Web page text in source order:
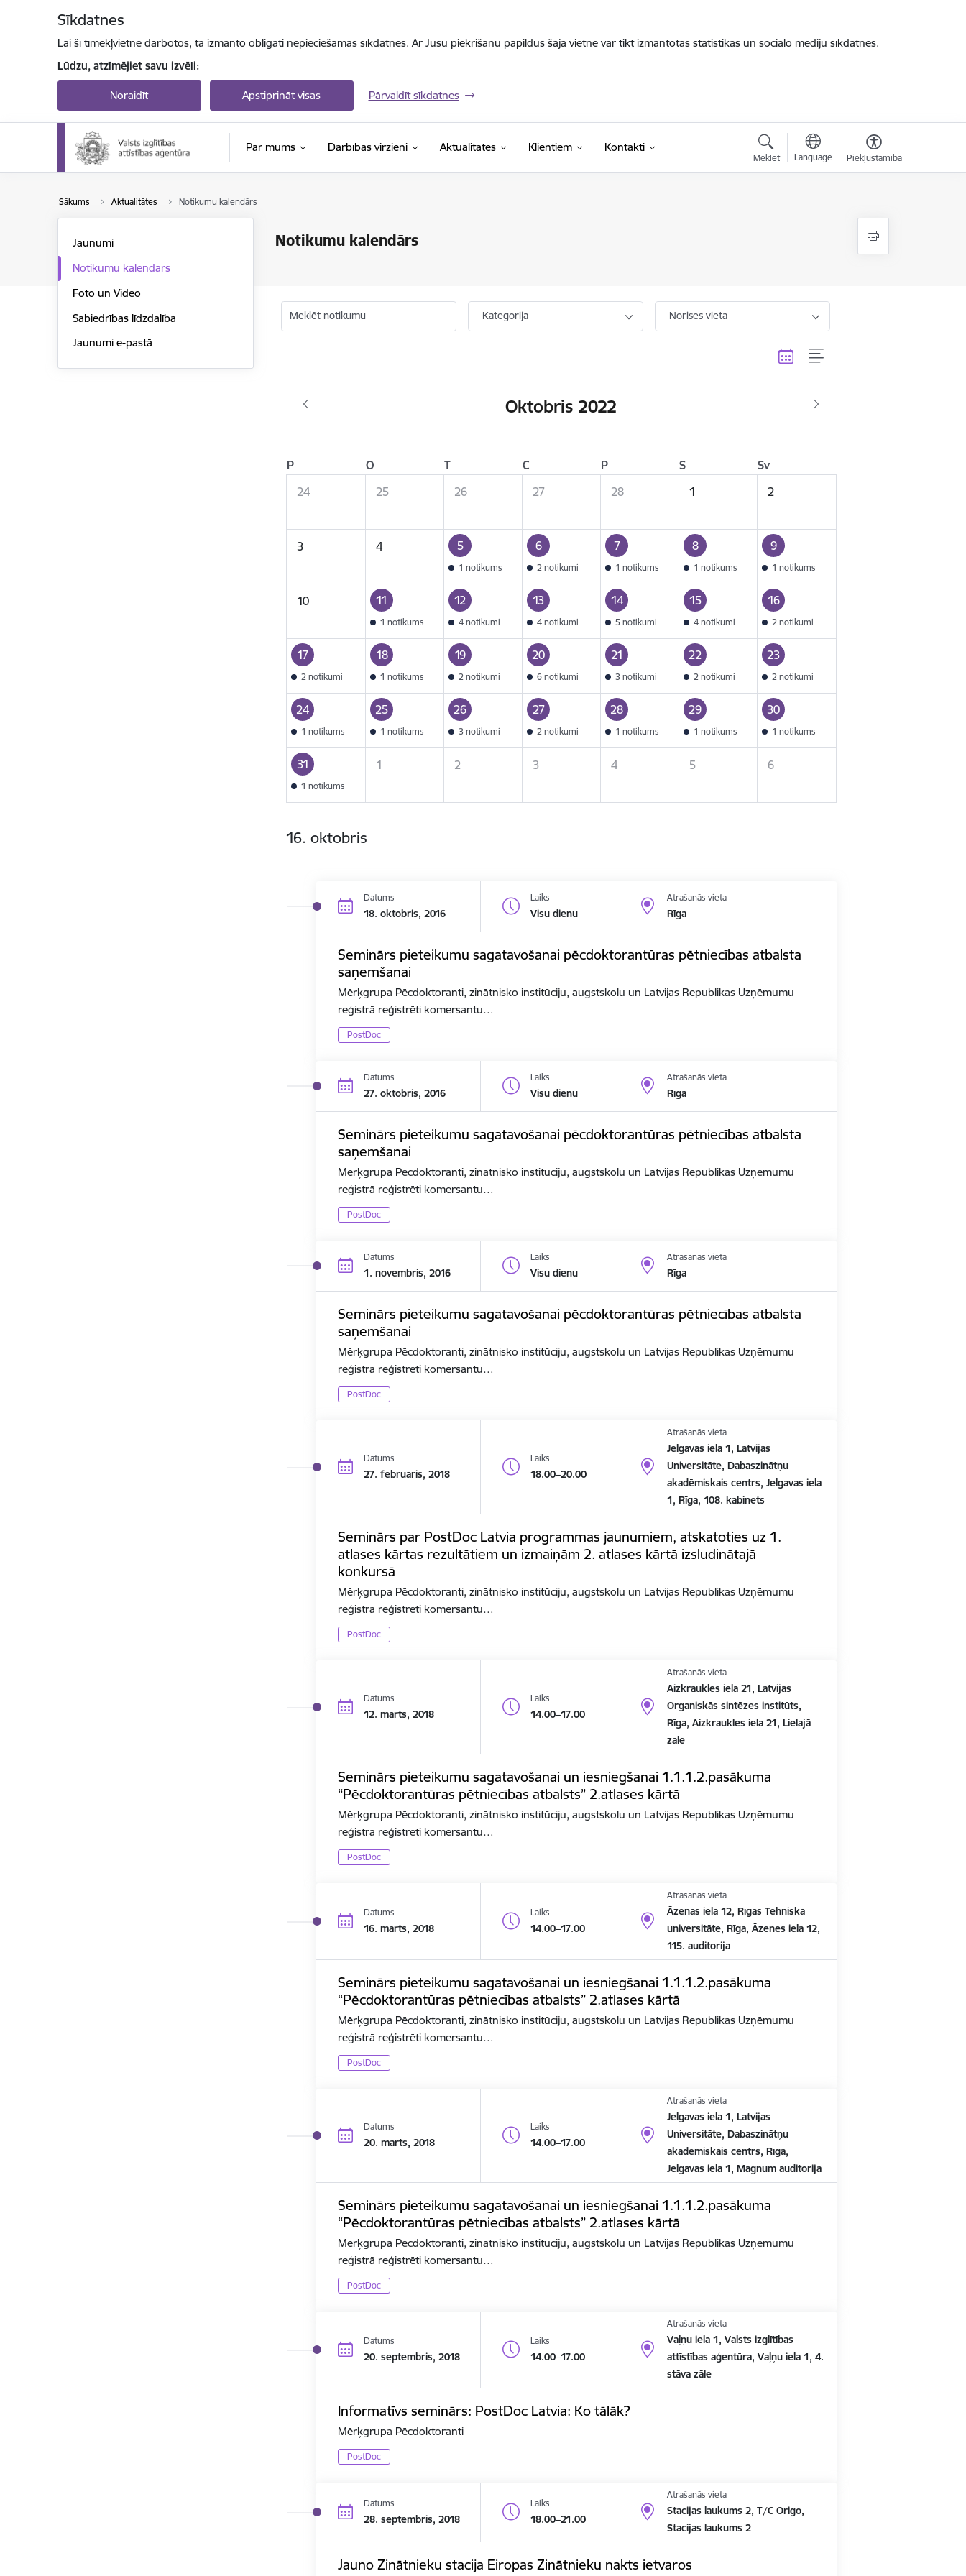
Sīkdatnes
Lai šī tīmekļvietne darbotos, tā izmanto obligāti nepieciešamās sīkdatnes. Ar Jūsu piekrišanu papildus šajā vietnē var tikt izmantotas statistikas un sociālo mediju sīkdatnes.
Lūdzu, atzīmējiet savu izvēli:
Noraidīt Apstiprināt visas Pārvaldīt sīkdatnes
Par mums Darbības virzieni Aktualitātes Klientiem Kontakti
Meklēt Language Piekļūstamība
Sākums Aktualitātes Notikumu kalendārs
Notikumu kalendārs
Jaunumi
Notikumu kalendārs
Foto un Video
Sabiedrības līdzdalība
Jaunumi e-pastā
Meklēt notikumu Kategorija Norises vieta
Oktobris 2022
P O T C P S
Sv
24
25 26 27 28 1 2
3 4 5
1 notikums
6
2 notikumi
7
1 notikums
8
1 notikums
9
1 notikums
10 11
1 notikums
12
4 notikumi
13
4 notikumi
14
5 notikumi
15
4 notikumi
16
2 notikumi
17
2 notikumi
18
1 notikums
19
2 notikumi
20
6 notikumi
21
3 notikumi
22
2 notikumi
23
2 notikumi
24
1 notikums
25
1 notikums
26
3 notikumi
27
2 notikumi
28
1 notikums
29
1 notikums
30
1 notikums
31
1 notikums
1 2 3 4 5 6
16. oktobris
Datums
18. oktobris, 2016
Laiks
Visu dienu
Atrašanās vieta
Rīga
Seminārs pieteikumu sagatavošanai pēcdoktorantūras pētniecības atbalsta
saņemšanai
Mērķgrupa Pēcdoktoranti, zinātnisko institūciju, augstskolu un Latvijas Republikas Uzņēmumu
reģistrā reģistrēti komersantu…
PostDoc
Datums
27. oktobris, 2016
Laiks
Visu dienu
Atrašanās vieta
Rīga
Seminārs pieteikumu sagatavošanai pēcdoktorantūras pētniecības atbalsta
saņemšanai
Mērķgrupa Pēcdoktoranti, zinātnisko institūciju, augstskolu un Latvijas Republikas Uzņēmumu
reģistrā reģistrēti komersantu…
PostDoc
Datums
1. novembris, 2016
Laiks
Visu dienu
Atrašanās vieta
Rīga
Seminārs pieteikumu sagatavošanai pēcdoktorantūras pētniecības atbalsta
saņemšanai
Mērķgrupa Pēcdoktoranti, zinātnisko institūciju, augstskolu un Latvijas Republikas Uzņēmumu
reģistrā reģistrēti komersantu…
PostDoc
Datums
27. februāris, 2018
Laiks
18.00–20.00
Atrašanās vieta
Jelgavas iela 1, Latvijas
Universitāte, Dabaszinātņu
akadēmiskais centrs, Jelgavas iela
1, Rīga, 108. kabinets
Seminārs par PostDoc Latvia programmas jaunumiem, atskatoties uz 1.
atlases kārtas rezultātiem un izmaiņām 2. atlases kārtā izsludinātajā
konkursā
Mērķgrupa Pēcdoktoranti, zinātnisko institūciju, augstskolu un Latvijas Republikas Uzņēmumu
reģistrā reģistrēti komersantu…
PostDoc
Datums
12. marts, 2018
Laiks
14.00–17.00
Atrašanās vieta
Aizkraukles iela 21, Latvijas
Organiskās sintēzes institūts,
Rīga, Aizkraukles iela 21, Lielajā
zālē
Seminārs pieteikumu sagatavošanai un iesniegšanai 1.1.1.2.pasākuma
“Pēcdoktorantūras pētniecības atbalsts” 2.atlases kārtā
Mērķgrupa Pēcdoktoranti, zinātnisko institūciju, augstskolu un Latvijas Republikas Uzņēmumu
reģistrā reģistrēti komersantu…
PostDoc
Datums
16. marts, 2018
Laiks
14.00–17.00
Atrašanās vieta
Āzenas ielā 12, Rīgas Tehniskā
universitāte, Rīga, Āzenes iela 12,
115. auditorija
Seminārs pieteikumu sagatavošanai un iesniegšanai 1.1.1.2.pasākuma
“Pēcdoktorantūras pētniecības atbalsts” 2.atlases kārtā
Mērķgrupa Pēcdoktoranti, zinātnisko institūciju, augstskolu un Latvijas Republikas Uzņēmumu
reģistrā reģistrēti komersantu…
PostDoc
Datums
20. marts, 2018
Laiks
14.00–17.00
Atrašanās vieta
Jelgavas iela 1, Latvijas
Universitāte, Dabaszinātņu
akadēmiskais centrs, Rīga,
Jelgavas iela 1, Magnum auditorija
Seminārs pieteikumu sagatavošanai un iesniegšanai 1.1.1.2.pasākuma
“Pēcdoktorantūras pētniecības atbalsts” 2.atlases kārtā
Mērķgrupa Pēcdoktoranti, zinātnisko institūciju, augstskolu un Latvijas Republikas Uzņēmumu
reģistrā reģistrēti komersantu…
PostDoc
Datums
20. septembris, 2018
Laiks
14.00–17.00
Atrašanās vieta
Vaļņu iela 1, Valsts izglītības
attīstības aģentūra, Vaļņu iela 1, 4.
stāva zāle
Informatīvs seminārs: PostDoc Latvia: Ko tālāk?
Mērķgrupa Pēcdoktoranti
PostDoc
Datums
28. septembris, 2018
Laiks
18.00–21.00
Atrašanās vieta
Stacijas laukums 2, T/C Origo,
Stacijas laukums 2
Jauno Zinātnieku stacija Eiropas Zinātnieku nakts ietvaros